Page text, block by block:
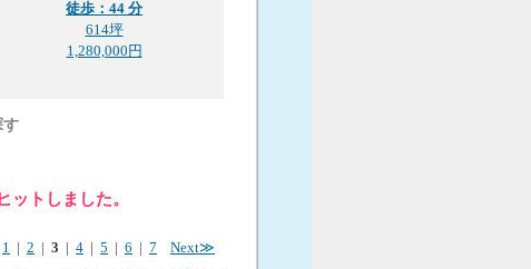
徒歩：44 分
614坪
1,280,000円
す
ットしました。
1 2 3 4 5 6 7 Next≫